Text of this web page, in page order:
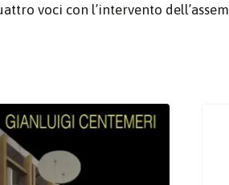
voci con l’intervento